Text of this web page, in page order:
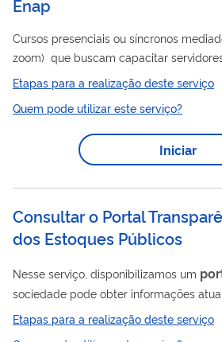
Enap
Cursos presenciais ou síncronos
zoom) que buscam capacitar servidores públicos federais,
estaduais e municipais para desempenhar trabalhos
gerenciais na Administração Pública,
aprimorar a prestação de serviços
interessados podem consultar os
cursos. ...
Etapas para a realização deste serviço
Quem pode utilizar este serviço?
Iniciar
Consultar o Portal
dos Estoques Públicos
Nesse serviço, disponibilizamos um
sociedade pode obter informações
posição, aquisição, remoção, venda e
públicos, bem como eventuais perdas
Etapas para a realização deste serviço